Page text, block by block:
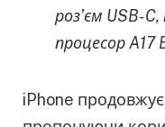
роз’єм USB-
процесор A17
iPhone